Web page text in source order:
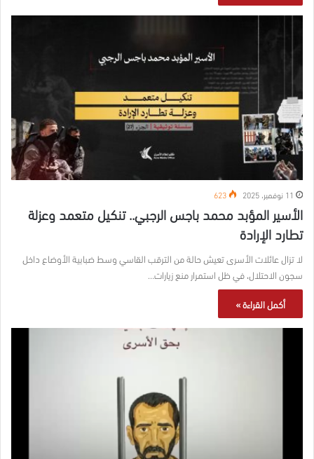
11 نوفمبر، 2025 623
الأسير المؤبد محمد باجس الرجبي.. تنكيل متعمد وعزلة
تطارد الإرادة
لا تزال عائلات الأسرى تعيش حالة من الترقب القاسي وسط ضبابية الأوضاع داخل
سجون الاحتلال، في ظل استمرار منع زيارات…
أكمل القراءة »